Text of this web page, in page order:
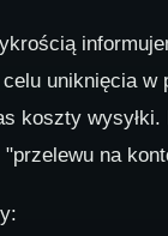
uniknięcia w
koszty
na